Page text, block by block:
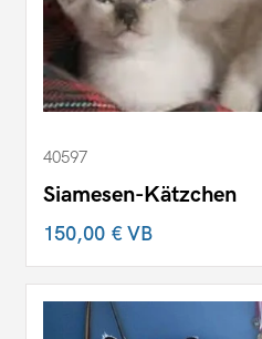
40597
Siamesen-Kätzchen
150,00 €VB